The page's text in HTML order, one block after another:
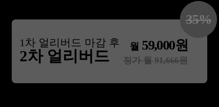
1 차 얼리버드 마감 후
2차 얼리버드
월 59,000원
정가 월91,666원
35%